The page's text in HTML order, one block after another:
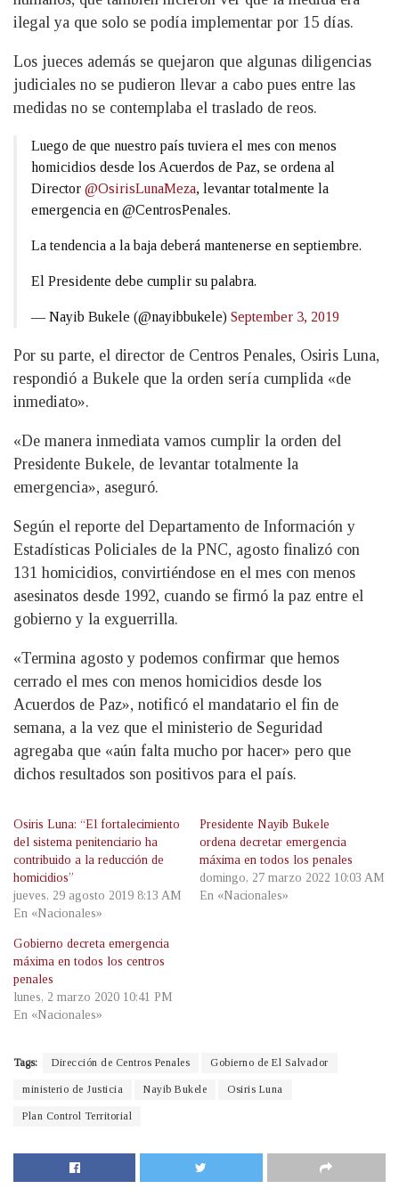
ilegal ya que solo se podía implementar por 15 días.
Los jueces además se quejaron que algunas diligencias
judiciales no se pudieron llevar a cabo pues entre las
medidas no se contemplaba el traslado de reos.
Luego de que nuestro país tuviera el mes con menos
homicidios desde los Acuerdos de Paz, se ordena al
Director @OsirisLunaMeza, levantar totalmente la
emergencia en @CentrosPenales.
La tendencia a la baja deberá mantenerse en septiembre.
El Presidente debe cumplir su palabra.
— Nayib Bukele (@nayibbukele) September 3, 2019
Por su parte, el director de Centros Penales, Osiris Luna,
respondió a Bukele que la orden sería cumplida «de
inmediato».
«De manera inmediata vamos cumplir la orden del
Presidente Bukele, de levantar totalmente la
emergencia», aseguró.
Según el reporte del Departamento de Información y
Estadísticas Policiales de la PNC, agosto finalizó con
131 homicidios, convirtiéndose en el mes con menos
asesinatos desde 1992, cuando se firmó la paz entre el
gobierno y la exguerrilla.
«Termina agosto y podemos confirmar que hemos
cerrado el mes con menos homicidios desde los
Acuerdos de Paz», notificó el mandatario el fin de
semana, a la vez que el ministerio de Seguridad
agregaba que «aún falta mucho por hacer» pero que
dichos resultados son positivos para el país.
Osiris Luna: “El fortalecimiento
del sistema penitenciario ha
contribuido a la reducción de
homicidios”
jueves, 29 agosto 2019 8:13 AM
En «Nacionales»
Presidente Nayib Bukele
ordena decretar emergencia
máxima en todos los penales
domingo, 27 marzo 2022 10:03 AM
En «Nacionales»
Gobierno decreta emergencia
máxima en todos los centros
penales
lunes, 2 marzo 2020 10:41 PM
En «Nacionales»
Tags: Dirección de Centros Penales Gobierno de El Salvador
ministerio de Justicia Nayib Bukele Osiris Luna
Plan Control Territorial